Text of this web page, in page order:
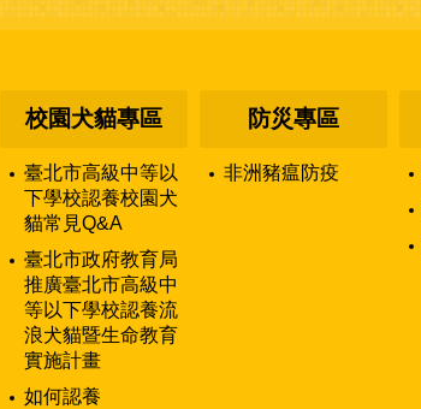
校園犬貓專區
臺北市高級中等以
下學校認養校園犬
貓常見Q&A
臺北市政府教育局
推廣臺北市高級中
等以下學校認養流
浪犬貓暨生命教育
實施計畫
如何認養
防災專區
非洲豬瘟防疫